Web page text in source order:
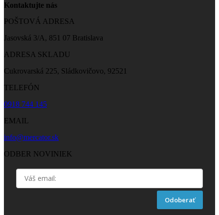
Kontaktujte nás
POŠTOVÁ ADRESA
Jasovská 3/A, 851 07 Bratislava
ADRESA SKLADU
Cukrovarská 225, Sládkovičovo, 92521
TELEFÓN
0918 744 145
EMAIL
info@mercator.sk
ODBER NOVINIEK
Odoberať